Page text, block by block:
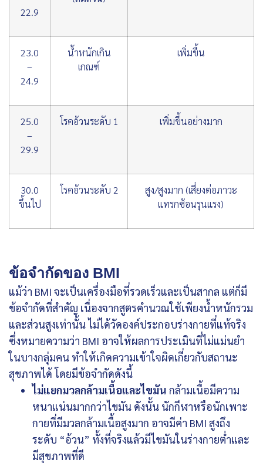
22.9
23.0
–
24.9
น้ำหนักเกิน
เกณฑ์
เพิ่มขึ้น
25.0
–
29.9
โรคอ้วนระดับ 1 เพิ่มขึ้นอย่างมาก
30.0
ขึ้นไป
โรคอ้วนระดับ 2
สูง/สูงมาก (เสี่ยงต่อภาวะ
แทรกซ้อนรุนแรง)
ข้อจำกัดของ BMI
แม้ว่า BMI จะเป็นเครื่องมือที่รวดเร็วและเป็นสากล แต่ก็มี
ข้อจำกัดที่สำคัญ เนื่องจากสูตรคำนวณใช้เพียงน้ำหนักรวม
และส่วนสูงเท่านั้น ไม่ได้วัดองค์ประกอบร่างกายที่แท้จริง
ซึ่งหมายความว่า BMI อาจให้ผลการประเมินที่ไม่แม่นยำ
ในบางกลุ่มคน ทำให้เกิดความเข้าใจผิดเกี่ยวกับสถานะ
สุขภาพได้ โดยมีข้อจำกัดดังนี้
ไม่แยกมวลกล้ามเนื้อและไขมัน กล้ามเนื้อมีความ
หนาแน่นมากกว่าไขมัน ดังนั้น นักกีฬาหรือนักเพาะ
กายที่มีมวลกล้ามเนื้อสูงมาก อาจมีค่า BMI สูงถึง
ระดับ “อ้วน” ทั้งที่จริงแล้วมีไขมันในร่างกายต่ำและ
มีสุขภาพที่ดี